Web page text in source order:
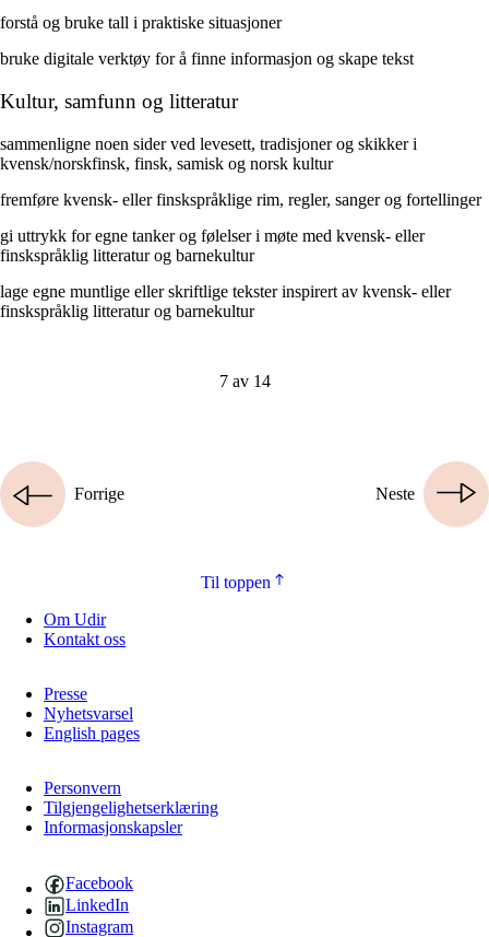
forstå og bruke tall i praktiske situasjoner
bruke digitale verktøy for å finne informasjon og skape tekst
Kultur, samfunn og litteratur
sammenligne noen sider ved levesett, tradisjoner og skikker i
kvensk/norskfinsk, finsk, samisk og norsk kultur
fremføre kvensk- eller finskspråklige rim, regler, sanger og fortellinger
gi uttrykk for egne tanker og følelser i møte med kvensk- eller
finskspråklig litteratur og barnekultur
lage egne muntlige eller skriftlige tekster inspirert av kvensk- eller
finskspråklig litteratur og barnekultur
7 av 14
Neste
Forrige
Til toppen
Om Udir
Kontakt oss
Presse
Nyhetsvarsel
English pages
Personvern
Tilgjengelighetserklæring
Informasjonskapsler
Facebook
LinkedIn
Instagram